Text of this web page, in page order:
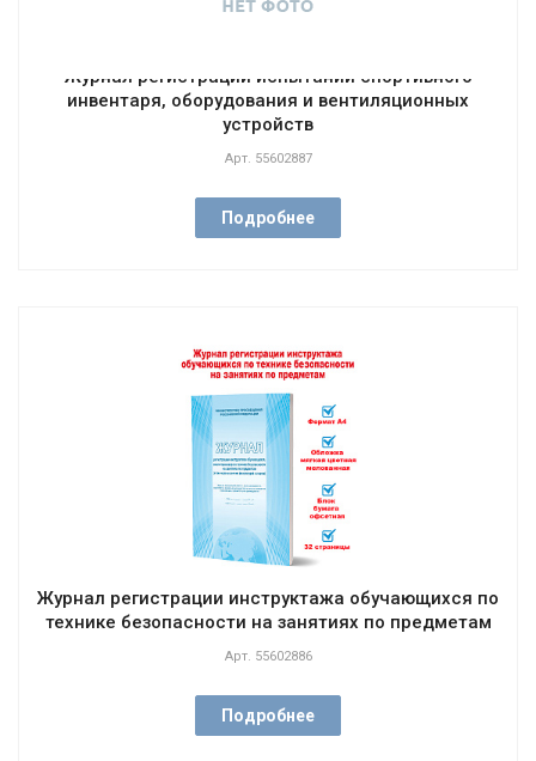
Журнал регистрации испытаний спортивного
инвентаря, оборудования и вентиляционных
устройств
Арт. 55602887
Подробнее
Журнал регистрации инструктажа обучающихся по
технике безопасности на занятиях по предметам
Арт. 55602886
Подробнее